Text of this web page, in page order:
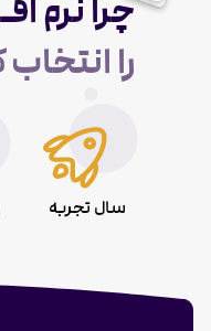
چرا نرم
را
سال تجربه